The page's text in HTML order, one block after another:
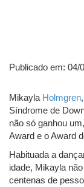
Publicado em: 04/
Mikayla Holmgren
Síndrome de
não só ganhou
Award e o Award
Habituada a
idade, Mikayla
centenas de